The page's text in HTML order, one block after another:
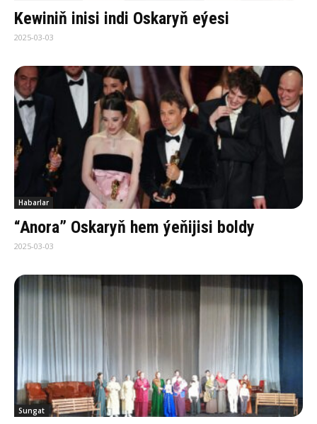
Kewiniň inisi indi Oskaryň eýesi
2025-03-03
Habarlar
“Anora” Oskaryň hem ýeňijisi boldy
2025-03-03
Sungat